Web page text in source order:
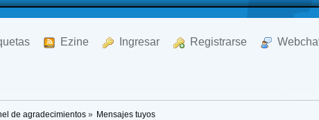
Ezine Ingresar Registrarse
de agradecimientos» Mensajes tuyos